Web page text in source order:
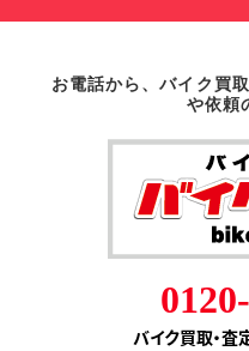
お電話から、バイク買
や依頼
バイク買取・